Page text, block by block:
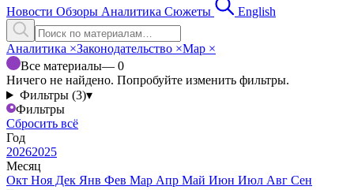
Новости Обзоры Аналитика Сюжеты English
Аналитика ×Законодательство ×Мар ×
Все материалы— 0
Ничего не найдено. Попробуйте изменить фильтры.
Фильтры (3)▾
Фильтры
Сбросить всё
Год
20262025
Месяц
Окт Ноя Дек Янв Фев Мар Апр Май Июн Июл Авг Сен